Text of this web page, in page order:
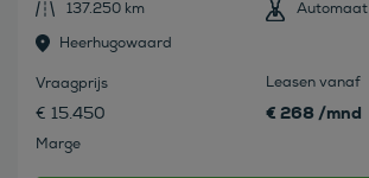
137.250 km
Automaat
Heerhugowaard
Vraagprijs
€ 15.450
Marge
Leasen vanaf
€ 268 /mnd